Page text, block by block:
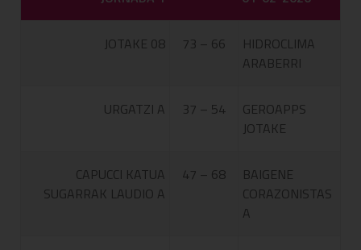
JOTAKE 08 73 – 66
HIDROCLIMA
ARABERRI
URGATZI A 37 – 54
GEROAPPS
JOTAKE
CAPUCCI KATUA
SUGARRAK LAUDIO A
47 – 68
BAIGENE
CORAZONISTAS
A